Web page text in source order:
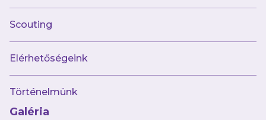
Scouting
Elérhetőségeink
Történelmünk
Galéria
augusztus 8.